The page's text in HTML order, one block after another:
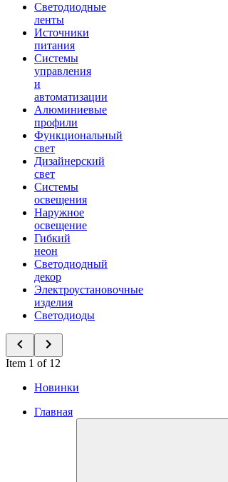
Светодиодные
ленты
Источники
питания
Системы
управления
и
автоматизации
Алюминиевые
профили
Функциональный
свет
Дизайнерский
свет
Системы
освещения
Наружное
освещение
Гибкий
неон
Светодиодный
декор
Электроустановочные
изделия
Светодиоды
Item 1 of 12
Новинки
Главная